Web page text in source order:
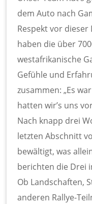
dem Auto nach
Respekt vor dieser
haben die über
westafrikanische
Gefühle und
zusammen: „Es
hatten wir’s uns
Nach knapp drei
letzten Abschnitt
bewältigt, was
berichten die Drei
Ob Landschaften,
anderen Rallye-